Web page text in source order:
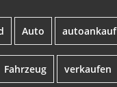
Auto autoankauf
Fahrzeug verkaufen